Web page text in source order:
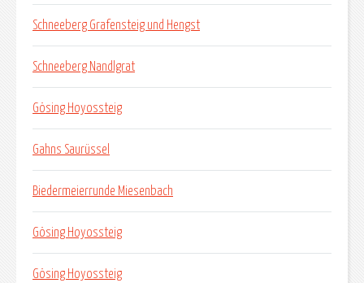
Schneeberg Grafensteig und Hengst
Schneeberg Nandlgrat
Gösing Hoyossteig
Gahns Saurüssel
Biedermeierrunde Miesenbach
Gösing Hoyossteig
Gösing Hoyossteig